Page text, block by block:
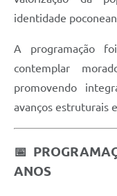
identidade
A programação
contemplar
promovendo
avanços estruturais
📅
ANOS